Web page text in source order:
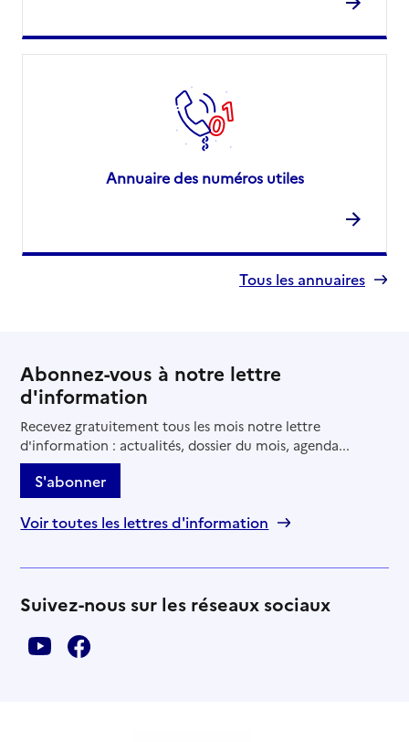
Annuaire des numéros utiles
Tous les annuaires
Abonnez-vous à notre lettre
d'information
Recevez gratuitement tous les mois notre lettre
d'information : actualités, dossier du mois, agenda...
S'abonner
Voir toutes les lettres d'information
Suivez-nous sur les réseaux sociaux